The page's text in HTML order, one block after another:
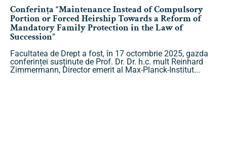
Conferința “Maintenance Instead of Compulsory
Portion or Forced Heirship Towards a Reform of
Mandatory Family Protection in the Law of
Succession”
Facultatea de Drept a fost, în 17 octombrie 2025, gazda
conferinței susținute de Prof. Dr. Dr. h.c. mult Reinhard
Zimmermann, Director emerit al Max-Planck-Institut...